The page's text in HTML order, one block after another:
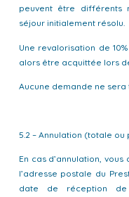
peuvent être différents
séjour initialement résolu.
Une revalorisation de
alors être acquittée lors
Aucune demande ne sera
5.2 – Annulation (totale
En cas d’annulation,
l’adresse postale du
date de réception